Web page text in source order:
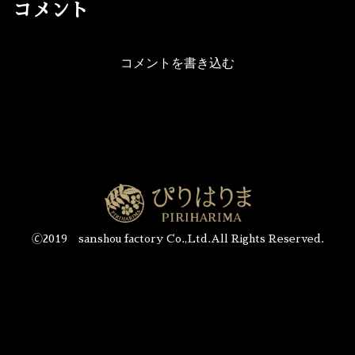
コメント
コメントを書き込む
🄫2019 sanshou factory Co.,Ltd.All Rights Reserved.